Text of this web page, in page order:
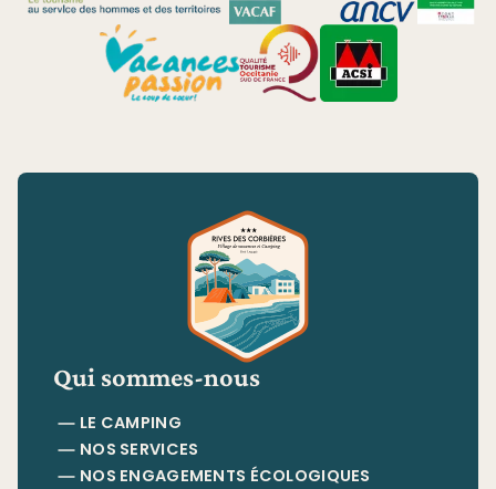
Qui sommes-nous
LE CAMPING
NOS SERVICES
NOS ENGAGEMENTS ÉCOLOGIQUES